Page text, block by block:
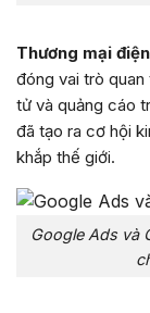
Thương mại
đóng vai trò
tử và quảng cáo
đã tạo ra cơ hội
khắp thế giới.
Google Ads và